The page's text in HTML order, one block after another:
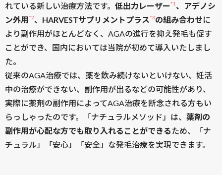
れている新しい治療方法です。 低出力レーザー *1、アデノシ
ン外用*2、HARVESTサプリメントプラス*3の組み合わせに
より副作用がほとんどなく、AGAの進行を抑え発毛も促す
ことができ、国内においては当院が初めて導入いたしまし
た。
従来のAGA治療では、薬を飲み続けないといけない、妊活
中の治療ができない、副作用が出るなどの可能性があり、
実際に薬剤の副作用によってAGA治療を断念される方もい
らっしゃったのです。「ナチュラルメソッド」は、 薬剤の
副作用が心配な方でも取り入れることができるため、「ナ
チュラル」「安心」「安全」な発毛治療を実現できます。